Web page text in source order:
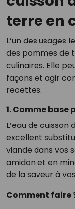
terre en
L’un des usages
des pommes de
culinaires. Elle
façons et agir
recettes.
1. Comme base
L’eau de
excellent
viande dans vos
amidon et en
de la saveur à
Comment faire